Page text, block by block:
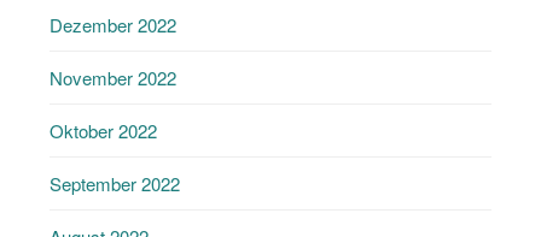
Dezember 2022
November 2022
Oktober 2022
September 2022